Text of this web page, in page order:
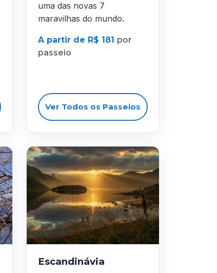
uma das novas 7
maravilhas do mundo.
A partir de R$ 181 por
passeio
Ver Todos os Passeios
Escandinávia